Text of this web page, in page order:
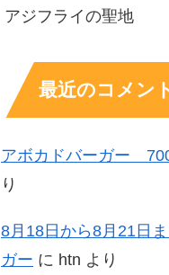
アジフライの聖地
最近のコメン
アボカドバーガー
り
8月18日から8月21日
ガー に htn より